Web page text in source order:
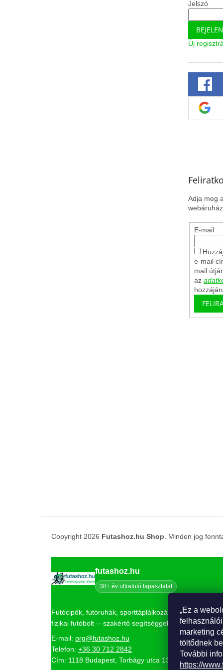
„Ez a
marketing
töltődnek
További
https://
Jelszó
Új
Adja meg
E-mail
e-mail
mail
az
Copyright 2026 Futashoz.hu Shop . Minden jog
futashoz.hu
38+ év ultrafutó tapasztalat
Futócipők, futóruhák, sporttáplálkozás és kiegészítők.
fizikai futóbolt -- szakértő segítséggel.
E-mail: org@futashoz.hu
Telefon: +36 30 712 2842
Cím: 1118 Budapest, Torbágy utca 13.